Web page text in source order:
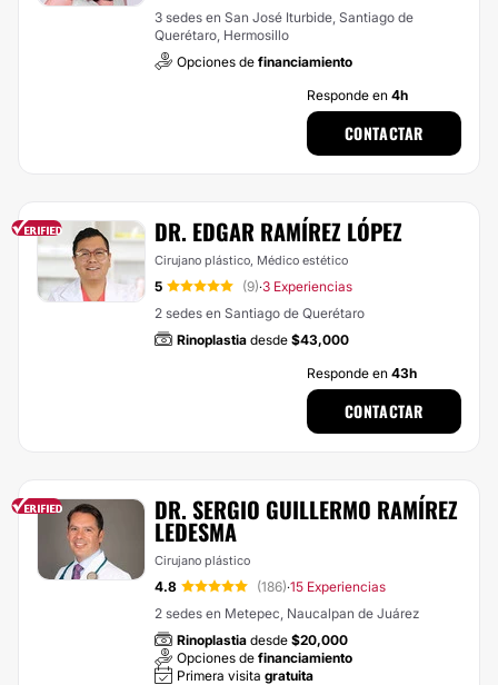
3 sedes en San José Iturbide, Santiago de
Querétaro, Hermosillo
Opciones de financiamiento
Responde en 4h
CONTACTAR
DR. EDGAR RAMÍREZ LÓPEZ
Cirujano plástico, Médico estético
5 (9)·3 Experiencias
2 sedes en Santiago de Querétaro
Rinoplastia desde $43,000
Responde en 43h
CONTACTAR
DR. SERGIO GUILLERMO RAMÍREZ
LEDESMA
Cirujano plástico
4.8 (186)·15 Experiencias
2 sedes en Metepec, Naucalpan de Juárez
Rinoplastia desde $20,000
Opciones de financiamiento
Primera visita gratuita